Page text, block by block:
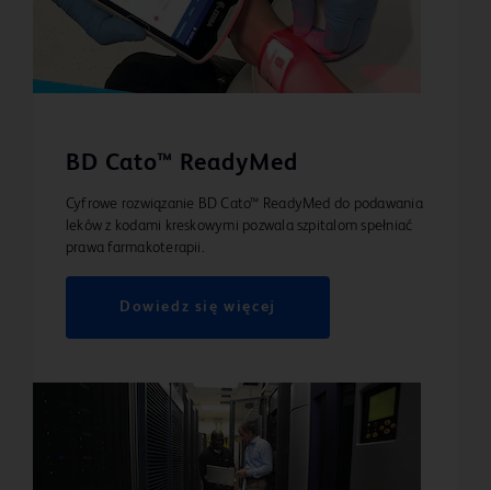
BD Cato™ ReadyMed
Cyfrowe rozwiązanie BD Cato™ ReadyMed do podawania
leków z kodami kreskowymi pozwala szpitalom spełniać
prawa farmakoterapii.
Dowiedz się więcej